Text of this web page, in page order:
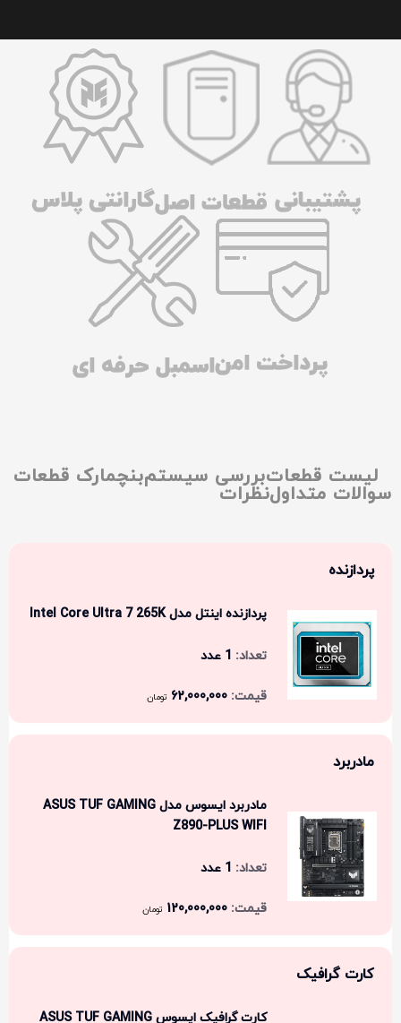
لیست قطعاتبررسی سیستمبنچمارک قطعات
سوالات متداولنظرات
پردازنده
پردازنده اینتل مدل Intel Core Ultra 7 265K
1 عدد
62,000,000 تومان
مادربرد
مادربرد ایسوس مدل ASUS TUF GAMING
Z890-PLUS WIFI
1 عدد
120,000,000 تومان
کارت گرافیک
کارت گرافیک ایسوس ASUS TUF GAMING